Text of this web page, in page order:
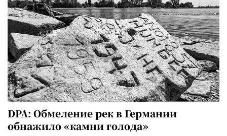
DPA: Обмеление рек в Германии
обнажило «камни голода»